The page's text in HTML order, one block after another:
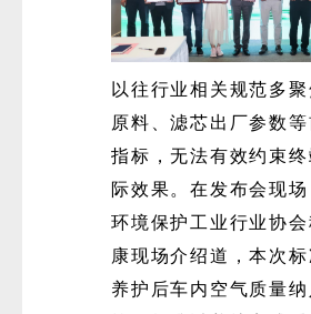
以往行业相关规范多聚
原料、滤芯出厂参数
指标，无法有效约束
际效果。在发布会现
环境保护工业行业协会
康现场介绍道，本次
养护后车内空气质量